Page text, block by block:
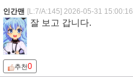
인간맨 [L:7/A:145] 2026-05-31 15:00:16
잘 보고 갑니다.
추천0